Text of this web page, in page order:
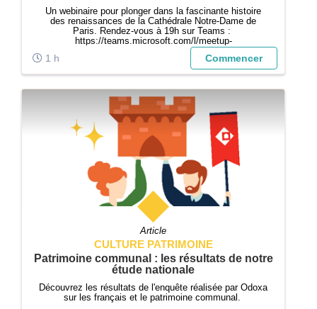
Un webinaire pour plonger dans la fascinante histoire
des renaissances de la Cathédrale Notre-Dame de
Paris. Rendez-vous à 19h sur Teams :
https://teams.microsoft.com/l/meetup-
join/19%3ameeting_ZWYzMDIzNzktNWJhYy00ODQ5L
WI0MDItYTY3Mzk1MTQ3NzE1%40thread.v2/0?
context=%7b%22Tid%22%3a%22e85d68de-6...
1 h Commencer
Article
CULTURE PATRIMOINE
Patrimoine communal : les résultats de notre
étude nationale
Découvrez les résultats de l'enquête réalisée par Odoxa
sur les français et le patrimoine communal.